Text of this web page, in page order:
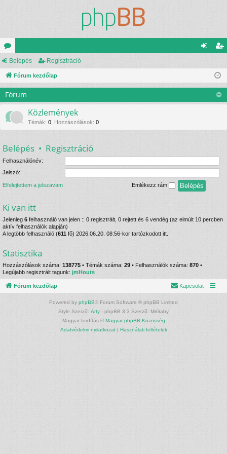
ór
u
m
ok
is
ztr
ác
Belépés Regisztráció
Fórum kezdőlap
Fórum
Közlemények
Témák: 0 Hozzászólások: 0
Belépés • Regisztráció
Felhasználónév:
Jelszó:
Elfelejtettem a jelszavam Emlékezz rám
Ki van itt
Jelenleg 6 felhasználó van jelen :: 0 regisztrált, 0 rejtett és 6 vendég (az elmúlt 10 percben
aktív felhasználók alapján)
A legtöbb felhasználó (611 fő) 2026.06.20. 08:56-kor tartózkodott itt.
Statisztika
Hozzászólások száma: 138775 • Témák száma: 29 • Felhasználók száma: 870 •
Legújabb regisztrált tagunk: jmHouts
Fórum kezdőlap Kapcsolat
Powered by phpBB® Forum Software © phpBB Limited
Style Szerző: Arty - phpBB 3.3 Szerző: MrGaby
Magyar fordítás © Magyar phpBB Közösség
Adatvédelmi nyilatkozat| Használati feltételek